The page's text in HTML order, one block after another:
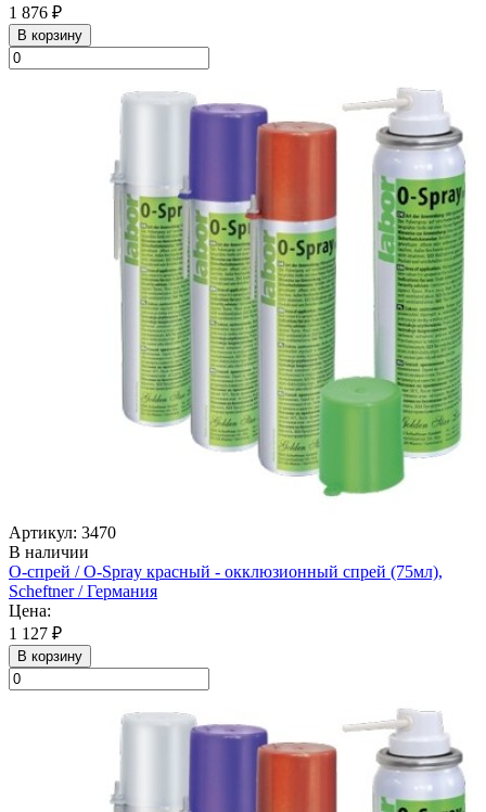
1 876 ₽
В корзину
Артикул: 3470
В наличии
О-спрей / O-Spray красный - окклюзионный спрей (75мл),
Scheftner / Германия
Цена:
1 127 ₽
В корзину